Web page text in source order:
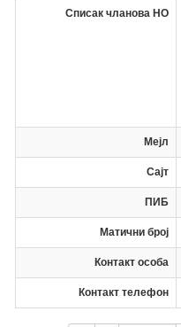
Списак чланова НО
Мејл
Сајт
ПИБ
Матични број
Контакт особа
Контакт телефон